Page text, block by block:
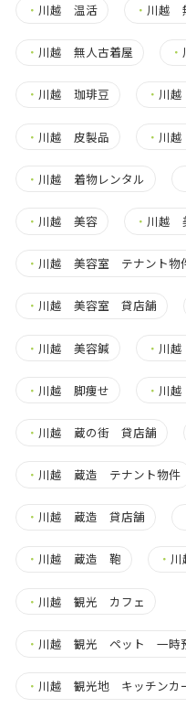
・ 川越 温活 ・ 川越
・ 川越 無人古着屋 ・
・ 川越 珈琲豆 ・ 川
・ 川越 皮製品 ・ 川
・ 川越 着物レンタル
・ 川越 美容 ・ 川越
・ 川越 美容室 テナント物
・ 川越 美容室 貸店舗
・ 川越 美容鍼 ・ 川
・ 川越 脚痩せ ・ 川
・ 川越 蔵の街 貸店舗
・ 川越 蔵造 テナント物件
・ 川越 蔵造 貸店舗
・ 川越 蔵造 鞄 ・
・ 川越 観光 カフェ
・ 川越 観光 ペット 一時
・ 川越 観光地 キッチンカ